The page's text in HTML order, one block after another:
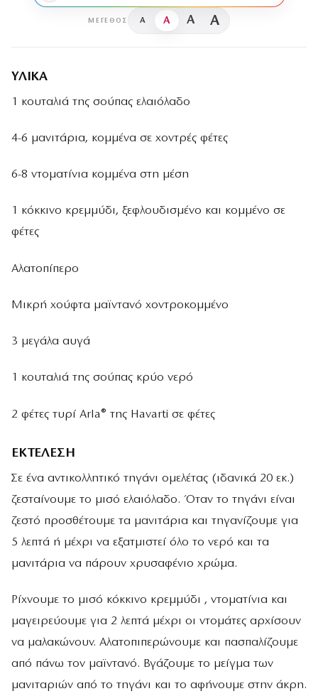
ΜΈΓΕΘΟΣ A A A A
ΥΛΙΚΑ
1 κουταλιά της σούπας ελαιόλαδο
4-6 μανιτάρια, κομμένα σε χοντρές φέτες
6-8 ντοματίνια κομμένα στη μέση
1 κόκκινο κρεμμύδι, ξεφλουδισμένο και κομμένο σε
φέτες
Αλατοπίπερο
Μικρή χούφτα μαϊντανό χοντροκομμένο
3 μεγάλα αυγά
1 κουταλιά της σούπας κρύο νερό
2 φέτες τυρί Arla® της Havarti σε φέτες
ΕΚΤΕΛΕΣΗ
Σε ένα αντικολλητικό τηγάνι ομελέτας (ιδανικά 20 εκ.)
ζεσταίνουμε το μισό ελαιόλαδο. Όταν το τηγάνι είναι
ζεστό προσθέτουμε τα μανιτάρια και τηγανίζουμε για
5 λεπτά ή μέχρι να εξατμιστεί όλο το νερό και τα
μανιτάρια να πάρουν χρυσαφένιο χρώμα.
Ρίχνουμε το μισό κόκκινο κρεμμύδι , ντοματίνια και
μαγειρεύουμε για 2 λεπτά μέχρι οι ντομάτες αρχίσουν
να μαλακώνουν. Αλατοπιπερώνουμε και πασπαλίζουμε
από πάνω τον μαϊντανό. Βγάζουμε το μείγμα των
μανιταριών από το τηγάνι και το αφήνουμε στην άκρη.